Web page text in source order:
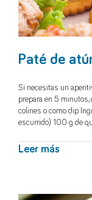
Paté de
Si necesitas un
prepara en 5 minutos,
colines o como dip.
escurrido) 100 g de
Leer más